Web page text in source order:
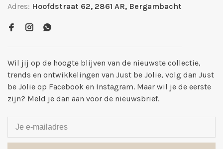
Adres: Hoofdstraat 62, 2861 AR, Bergambacht
Wil jij op de hoogte blijven van de nieuwste collectie,
trends en ontwikkelingen van Just be Jolie, volg dan Just
be Jolie op Facebook en Instagram. Maar wil je de eerste
zijn? Meld je dan aan voor de nieuwsbrief.